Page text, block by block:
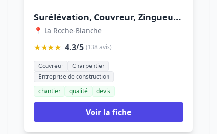
Surélévation, Couvreur, Zingueur, Extension Maison Clermont : Portelinha
📍 La Roche-Blanche
★★★★ 4.3/5 (138 avis)
Couvreur
Charpentier
Entreprise de construction
chantier
qualité devis
Voir la fiche